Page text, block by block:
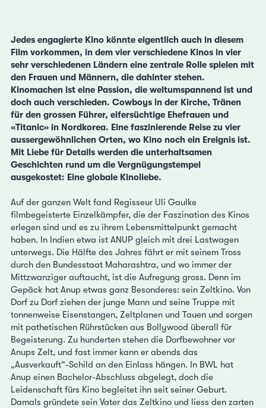
Jedes engagierte Kino könnte eigentlich auch in diesem
Film vorkommen, in dem vier verschiedene Kinos in vier
sehr verschiedenen Ländern eine zentrale Rolle spielen mit
den Frauen und Männern, die dahinter stehen.
Kinomachen ist eine Passion, die weltumspannend ist und
doch auch verschieden. Cowboys in der Kirche, Tränen
für den grossen Führer, eifersüchtige Ehefrauen und
«Titanic» in Nordkorea. Eine faszinierende Reise zu vier
aussergewöhnlichen Orten, wo Kino noch ein Ereignis ist.
Mit Liebe für Details werden die unterhaltsamen
Geschichten rund um die Vergnügungstempel
ausgekostet: Eine globale Kinoliebe.
Auf der ganzen Welt fand Regisseur Uli Gaulke
filmbegeisterte Einzelkämpfer, die der Faszination des Kinos
erlegen sind und es zu ihrem Lebensmittelpunkt gemacht
haben. In Indien etwa ist ANUP gleich mit drei Lastwagen
unterwegs. Die Hälfte des Jahres fährt er mit seinem Tross
durch den Bundesstaat Maharashtra, und wo immer der
Mittzwanziger auftaucht, ist die Aufregung gross. Denn im
Gepäck hat Anup etwas ganz Besonderes: sein Zeltkino. Von
Dorf zu Dorf ziehen der junge Mann und seine Truppe mit
tonnenweise Eisenstangen, Zeltplanen und Tauen und sorgen
mit pathetischen Rührstücken aus Bollywood überall für
Begeisterung. Zu hunderten stehen die Dorfbewohner vor
Anups Zelt, und fast immer kann er abends das
„Ausverkauft“-Schild an den Einlass hängen. In BWL hat
Anup einen Bachelor-Abschluss abgelegt, doch die
Leidenschaft fürs Kino begleitet ihn seit seiner Geburt.
Damals gründete sein Vater das Zeltkino und liess den zarten